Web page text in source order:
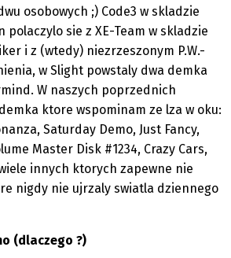
osobowych ;) Code3 w skladzie
polaczylo sie z XE-Team w skladzie
i z (wtedy) niezrzeszonym P.W.-
w Slight powstaly dwa demka
W naszych poprzednich
ktore wspominam ze lza w oku:
Saturday Demo, Just Fancy,
Master Disk #1234, Crazy Cars,
innych ktorych zapewne nie
nigdy nie ujrzaly swiatla dziennego
(dlaczego ?)